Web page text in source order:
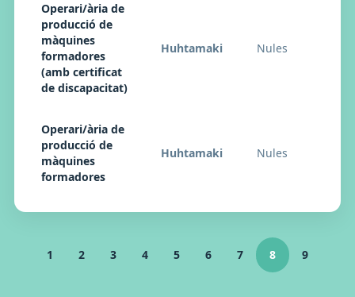
Operari/ària de
producció de
màquines
formadores
(amb certificat
de discapacitat)
Huhtamaki Nules
Operari/ària de
producció de
màquines
formadores
Huhtamaki Nules
1 2 3 4 5 6 7 8 9